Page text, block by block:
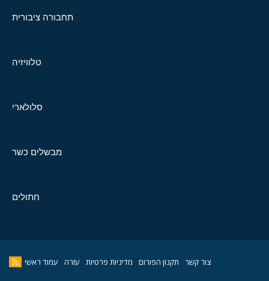
תחבורה ציבורית
טלוויזיה
סלולארי
מבשלים כשר
חתולים
צור קשר תקנון הפורום מדיניות פרטיות עזרה עמוד ראשי